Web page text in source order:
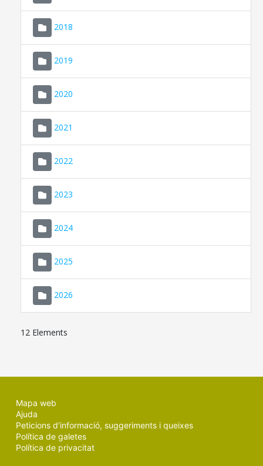
2018
2019
2020
2021
2022
2023
2024
2025
2026
12 Elements
Mapa web
Ajuda
Peticions d'informació, suggeriments i queixes
Política de galetes
Política de privacitat